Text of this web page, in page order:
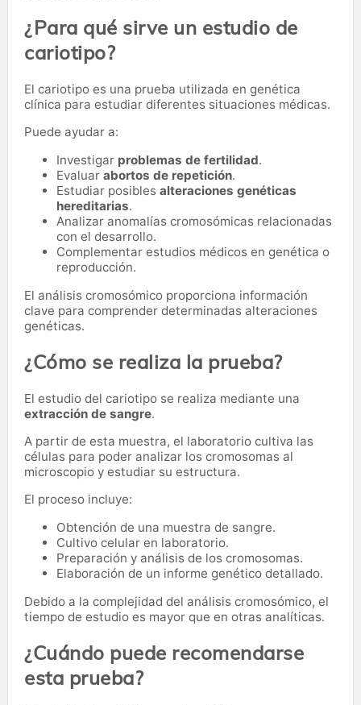
¿Para qué sirve un estudio de
cariotipo?
El cariotipo es una prueba utilizada en genética
clínica para estudiar diferentes situaciones médicas.
Puede ayudar a:
Investigar problemas de fertilidad.
Evaluar abortos de repetición.
Estudiar posibles alteraciones genéticas
hereditarias.
Analizar anomalías cromosómicas relacionadas
con el desarrollo.
Complementar estudios médicos en genética o
reproducción.
El análisis cromosómico proporciona información
clave para comprender determinadas alteraciones
genéticas.
¿Cómo se realiza la prueba?
El estudio del cariotipo se realiza mediante una
extracción de sangre.
A partir de esta muestra, el laboratorio cultiva las
células para poder analizar los cromosomas al
microscopio y estudiar su estructura.
El proceso incluye:
Obtención de una muestra de sangre.
Cultivo celular en laboratorio.
Preparación y análisis de los cromosomas.
Elaboración de un informe genético detallado.
Debido a la complejidad del análisis cromosómico, el
tiempo de estudio es mayor que en otras analíticas.
¿Cuándo puede recomendarse
esta prueba?